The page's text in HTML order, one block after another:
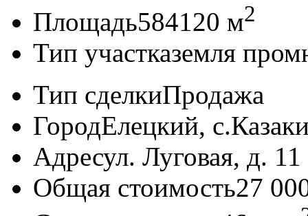
Площадь584120 м2
Тип участказемля
Тип сделкиПродажа
ГородЕлецкий,
Адресул. Луговая, д. 11
Общая стоимость27